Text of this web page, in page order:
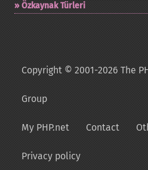
Özkaynak Türleri
Copyright © 2001-2026 The
Group
My PHP.net Contact
Privacy policy